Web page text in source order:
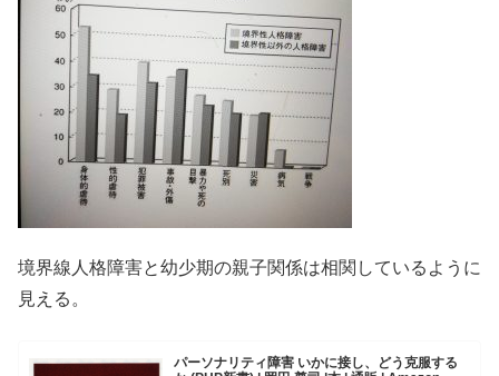
境界線人格障害と幼少期の親子関係は相関しているように
見える。
パーソナリティ障害 いかに接し、どう克服する